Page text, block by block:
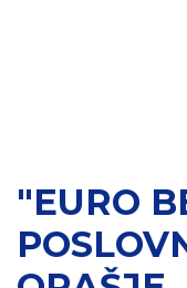
"EURO